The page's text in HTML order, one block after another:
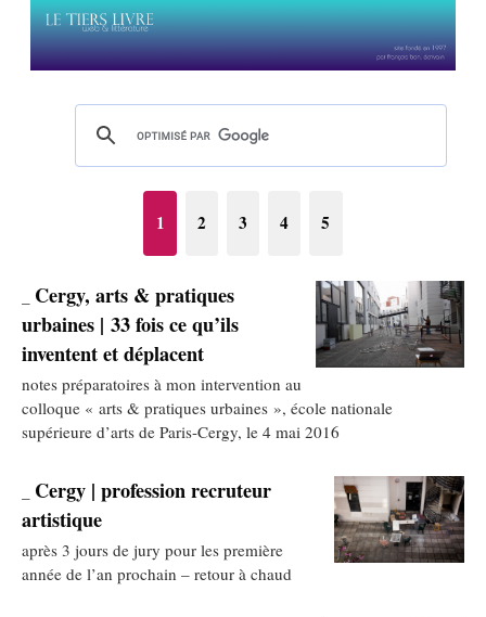
1 2 3 4 5
Cergy, arts & pratiques
urbaines | 33 fois ce qu’ils
inventent et déplacent
notes préparatoires à mon intervention au
colloque « arts & pratiques urbaines », école nationale
supérieure d’arts de Paris-Cergy, le 4 mai 2016
Cergy | profession recruteur
artistique
après 3 jours de jury pour les première
année de l’an prochain – retour à chaud